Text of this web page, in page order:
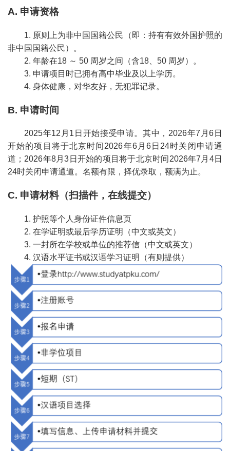
A. 申请资格
1. 原则上为非中国国籍公民（即：持有有效外国护照的
非中国国籍公民）。
2. 年龄在18 ～ 50 周岁之间（含18、50 周岁）。
3. 申请项目时已拥有高中毕业及以上学历。
4. 身体健康，对华友好，无犯罪记录。
B. 申请时间
2025年12月1日开始接受申请。其中，2026年7月6日
开始的项目将于北京时间2026年6月6日24时关闭申请通
道；2026年8月3日开始的项目将于北京时间2026年7月4日
24时关闭申请通道。名额有限，择优录取，额满为止。
C. 申请材料（扫描件，在线提交）
1. 护照等个人身份证件信息页
2. 在学证明或最后学历证明（中文或英文）
3. 一封所在学校或单位的推荐信（中文或英文）
4. 汉语水平证书或汉语学习证明（有则提供）